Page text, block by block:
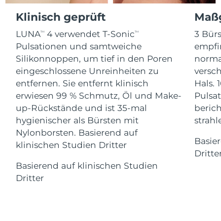
Klinisch geprüft
LUNATM 4 verwendet T-SonicTM
Pulsationen und samtweiche
Silikonnoppen, um tief in den Poren
eingeschlossene Unreinheiten zu
entfernen. Sie entfernt klinisch
erwiesen 99 % Schmutz, Öl und Make-
up-Rückstände und ist 35-mal
hygienischer als Bürsten mit
Nylonborsten. Basierend auf
klinischen Studien Dritter
Basierend auf klinischen Studien
Dritter
3
Hals.
For healthy hair
Kosmetik
Kaufe alles
FOREO APP
ÜBER
Isle of Man 8/12/26
Israel Erwartete Lieferung 8/14/26
Italien Erwartete Lieferung
Japan Erwartete Lieferung
Jersey Erwartete Lieferung 8/15/26
Kasachstan Erwartete Lieferung
8/10/26
Lettland